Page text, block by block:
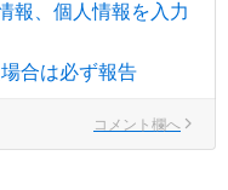
報、個人情報を入力
合は必ず報告
コメント欄へ